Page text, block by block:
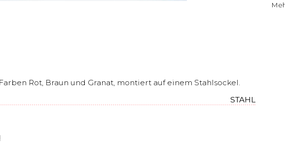
Rot, Braun und Granat, montiert auf einem Stahlsockel.
STAHL